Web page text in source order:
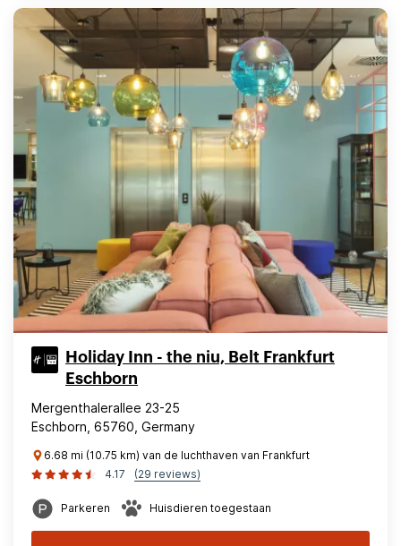
Holiday Inn - the niu, Belt Frankfurt
Eschborn
Mergenthalerallee 23-25
Eschborn, 65760, Germany
6.68 mi (10.75 km) van de luchthaven van Frankfurt
4.17
(29 reviews)
Parkeren Huisdieren toegestaan